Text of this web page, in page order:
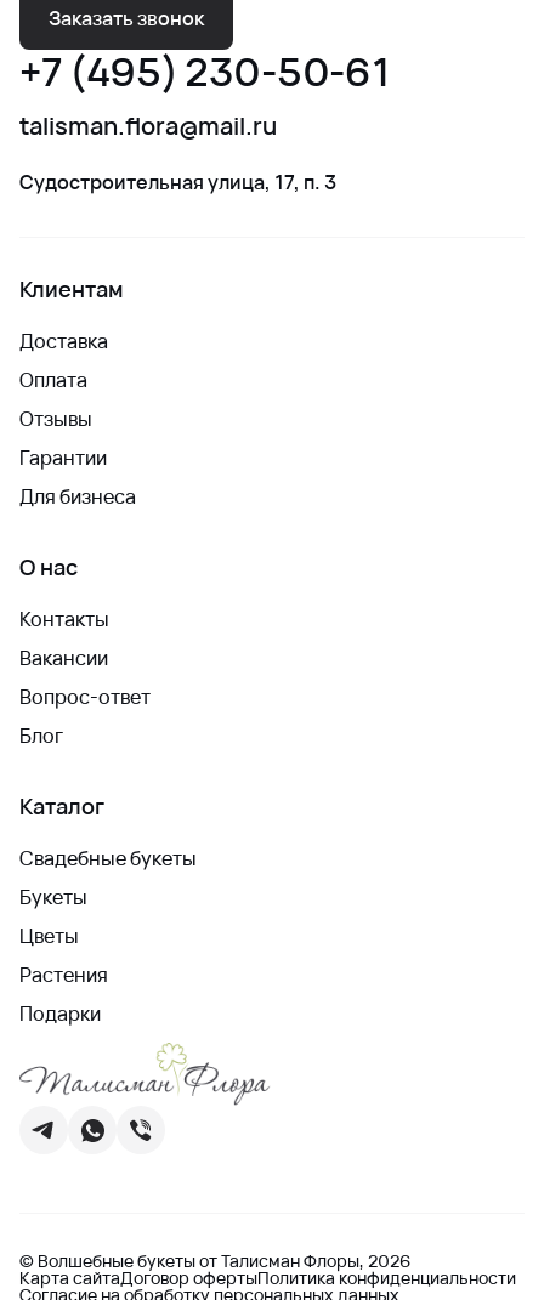
Заказать звонок
+7 (495) 230-50-61
talisman.flora@mail.ru
Судостроительная улица, 17, п. 3
Клиентам
Доставка
Оплата
Отзывы
Гарантии
Для бизнеса
О нас
Контакты
Вакансии
Вопрос-ответ
Блог
Каталог
Свадебные букеты
Букеты
Цветы
Растения
Подарки
© Волшебные букеты от Талисман Флоры, 2026
Карта сайтаДоговор офертыПолитика конфиденциальности
Согласие на обработку персональных данных